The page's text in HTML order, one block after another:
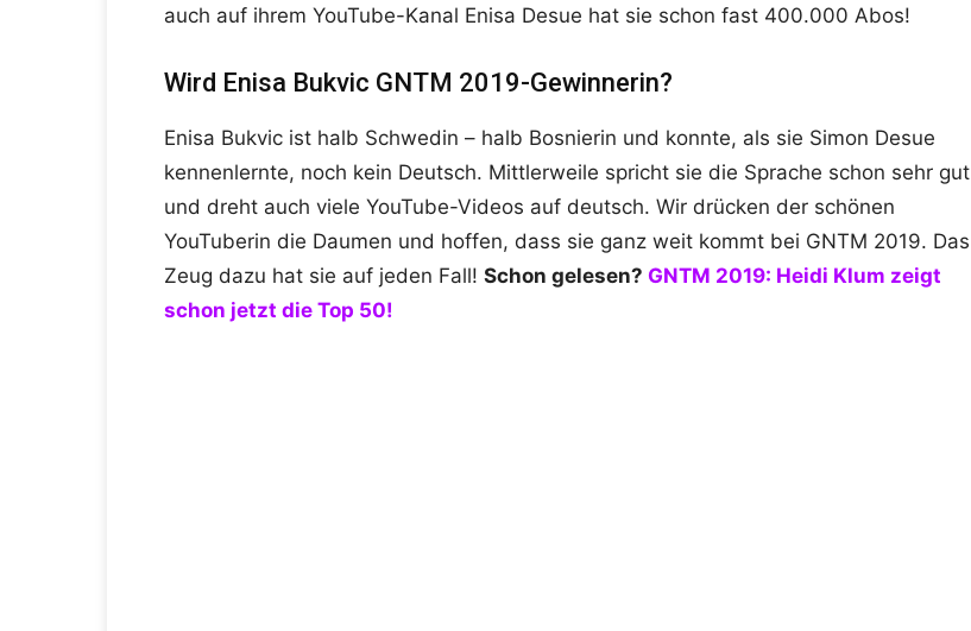
auch auf ihrem YouTube-Kanal Enisa Desue hat sie schon fast 400.000 Abos!
Wird Enisa Bukvic GNTM 2019-Gewinnerin?
Enisa Bukvic ist halb Schwedin – halb Bosnierin und konnte, als sie Simon Desue
kennenlernte, noch kein Deutsch. Mittlerweile spricht sie die Sprache schon sehr gut
und dreht auch viele YouTube-Videos auf deutsch. Wir drücken der schönen
YouTuberin die Daumen und hoffen, dass sie ganz weit kommt bei GNTM 2019. Das
Zeug dazu hat sie auf jeden Fall! Schon gelesen? GNTM 2019: Heidi Klum zeigt
schon jetzt die Top 50!